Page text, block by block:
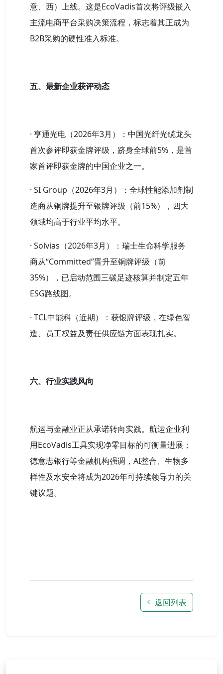
意、西）上线。这是EcoVadis首次将评级嵌入
主流电商平台采购决策流程，标志着其正成为
B2B采购的硬性准入标准。
五、最新企业获评动态
· 亨通光电（2026年3月）：中国光纤光缆龙头
首次参评即获金牌评级，跻身全球前5%，是首
家首评即获金牌的中国企业之一。
· SI Group（2026年3月）：全球性能添加剂制
造商从铜牌提升至银牌评级（前15%），四大
领域均高于行业平均水平。
· Solvias（2026年3月）：瑞士生命科学服务
商从“Committed”晋升至铜牌评级（前
35%），已启动范围三碳足迹核算并制定五年
ESG路线图。
· TCL中能科（近期）：获银牌评级，在绿色智
造、员工权益及责任供应链方面表现扎实。
六、行业实践风向
航运与金融业正从承诺转向实践。航运企业利
用EcoVadis工具实现净零目标的可衡量进展；
德意志银行等金融机构强调，AI整合、生物多
样性及水安全将成为2026年可持续领导力的关
键议题。
返回列表